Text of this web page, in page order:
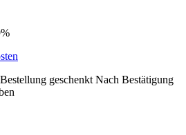
geschenkt Nach Bestätigung